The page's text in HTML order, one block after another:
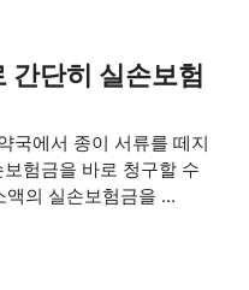
단히 실손보험
국에서 종이 서류를 떼지
험금을 바로 청구할 수
액의 실손보험금을 ...